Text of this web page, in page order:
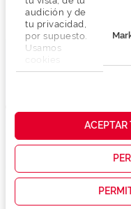
audición y de
tu privacidad,
por supuesto.
Usamos
propias y de
cómo mejorar
servicios y
las
que realmente
ACEPTAR